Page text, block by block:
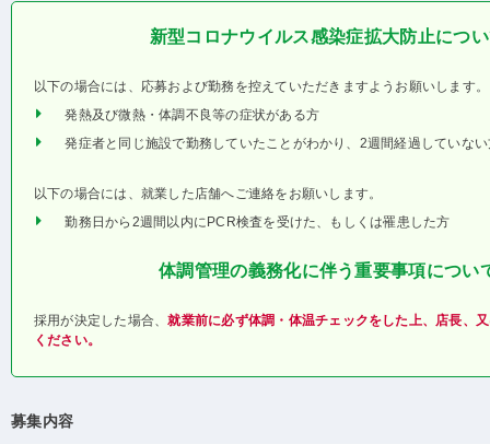
新型コロナウイルス感染症拡大防止につ
以下の場合には、応募および勤務を控えていただきますようお願いします。
発熱及び微熱・体調不良等の症状がある方
発症者と同じ施設で勤務していたことがわかり、2週間経過していな
以下の場合には、就業した店舗へご連絡をお願いします。
勤務日から2週間以内にPCR検査を受けた、もしくは罹患した方
体調管理の義務化に伴う重要事項につい
採用が決定した場合、就業前に必ず体調・体温チェックをした上、店長、
ください。
募集内容